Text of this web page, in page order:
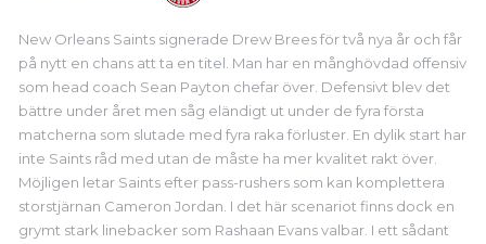
New Orleans Saints signerade Drew Brees för två nya år och får
på nytt en chans att ta en titel. Man har en månghövdad offensiv
som head coach Sean Payton chefar över. Defensivt blev det
bättre under året men såg eländigt ut under de fyra första
matcherna som slutade med fyra raka förluster. En dylik start har
inte Saints råd med utan de måste ha mer kvalitet rakt över.
Möjligen letar Saints efter pass-rushers som kan komplettera
storstjärnan Cameron Jordan. I det här scenariot finns dock en
grymt stark linebacker som Rashaan Evans valbar. I ett sådant